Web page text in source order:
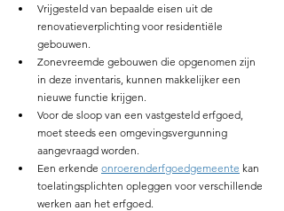
Vrijgesteld van bepaalde eisen uit de
renovatieverplichting voor residentiële
gebouwen.
Zonevreemde gebouwen die opgenomen zijn
in deze inventaris, kunnen makkelijker een
nieuwe functie krijgen.
Voor de sloop van een vastgesteld erfgoed,
moet steeds een omgevingsvergunning
aangevraagd worden.
Een erkende onroerenderfgoedgemeente kan
toelatingsplichten opleggen voor verschillende
werken aan het erfgoed.